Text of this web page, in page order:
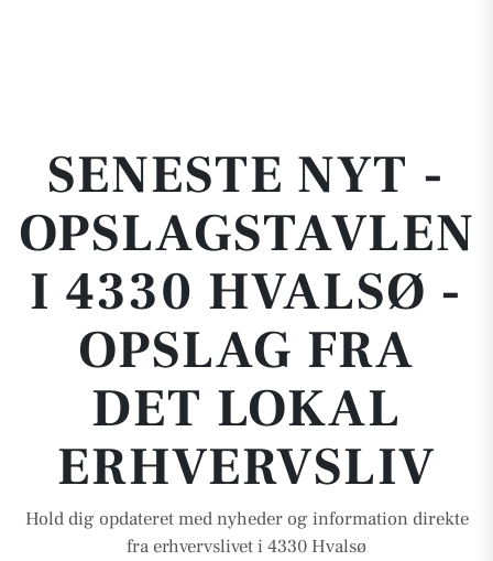
SENESTE NYT -
OPSLAGSTAVLEN
I 4330 HVALSØ -
OPSLAG FRA
DET LOKAL
ERHVERVSLIV
Hold dig opdateret med nyheder og information direkte
fra erhvervslivet i 4330 Hvalsø